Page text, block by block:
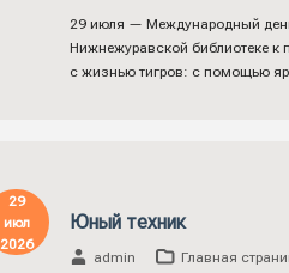
29 июля — Международный
Нижнежуравской библиотеке к
с жизнью тигров: с помощью
29
июл
2026
Юный техник
admin Главная